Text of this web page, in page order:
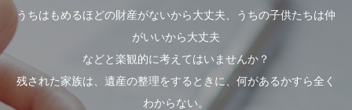
うちはもめるほどの財産がないから大丈夫、うちの子供たちは仲
がいいから大丈夫
などと楽観的に考えてはいませんか？
残された家族は、遺産の整理をするときに、何があるかすら全く
わからない。